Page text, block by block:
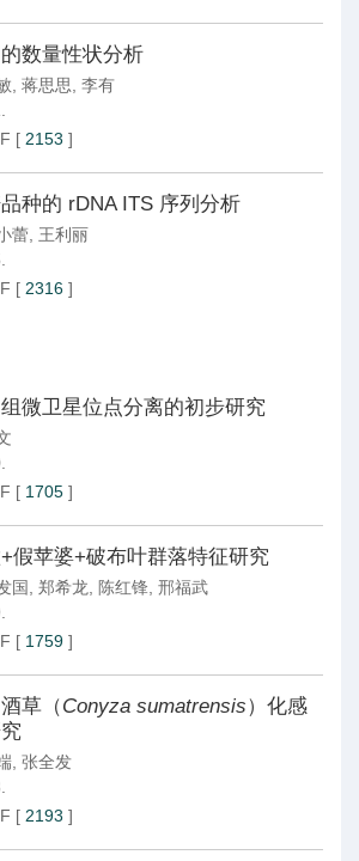
数量性状分析
蒋思思 李有
[ 2153 ]
种的 rDNA ITS 序列分析
蕾 王利丽
[ 2316 ]
微卫星位点分离的初步研究
[ 1705 ]
假苹婆+破布叶群落特征研究
国 郑希龙 陈红锋 邢福武
[ 1759 ]
草（Conyza sumatrensis）化感
张全发
[ 2193 ]